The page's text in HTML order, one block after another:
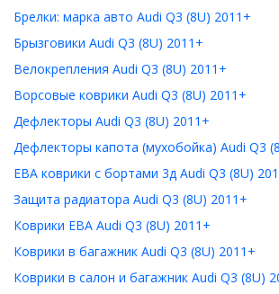
Брелки: марка авто Audi Q3 (8U) 2011+
Брызговики Audi Q3 (8U) 2011+
Велокрепления Audi Q3 (8U) 2011+
Ворсовые коврики Audi Q3 (8U) 2011+
Дефлекторы Audi Q3 (8U) 2011+
Дефлекторы капота (мухобойка) Audi Q3
ЕВА коврики с бортами 3д Audi Q3 (8U)
Защита радиатора Audi Q3 (8U) 2011+
Коврики ЕВА Audi Q3 (8U) 2011+
Коврики в багажник Audi Q3 (8U) 2011+
Коврики в салон и багажник Audi Q3 (8U)